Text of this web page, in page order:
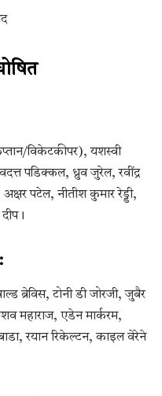
विकेटकीपर), यशस्वी
पडिक्कल, ध्रुव जुरेल, रवींद्र
पटेल, नीतीश कुमार रेड्डी,
ब्रेविस, टोनी डी जोरजी, जुबैर
महाराज, एडेन मार्करम,
रयान रिकेल्टन, काइल वेरेने